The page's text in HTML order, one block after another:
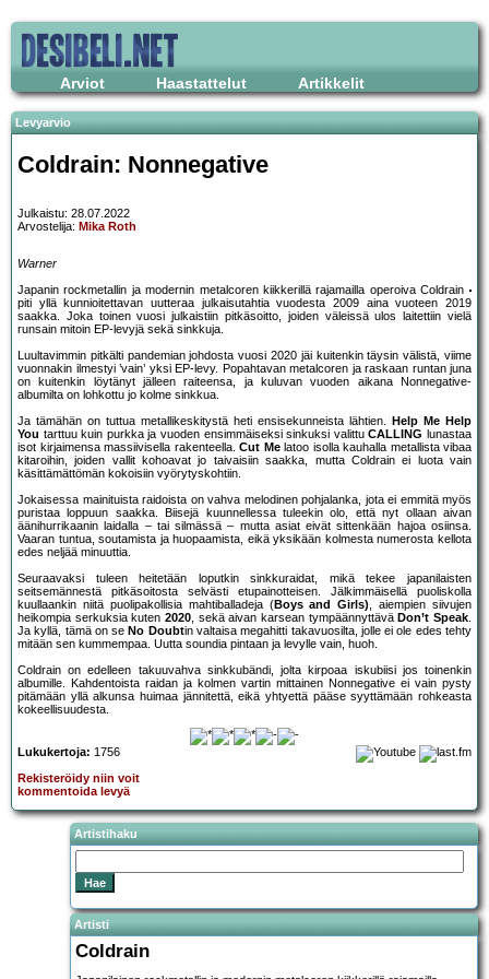
Arviot Haastattelut Artikkelit
Levyarvio
Coldrain: Nonnegative
Julkaistu: 28.07.2022
Arvostelija: Mika Roth
Warner
Japanin rockmetallin ja modernin metalcoren kiikkerillä rajamailla operoiva Coldrain
piti yllä kunnioitettavan uutteraa julkaisutahtia vuodesta 2009 aina vuoteen 2019
saakka. Joka toinen vuosi julkaistiin pitkäsoitto, joiden väleissä ulos laitettiin vielä
runsain mitoin EP-levyjä sekä sinkkuja.
Luultavimmin pitkälti pandemian johdosta vuosi 2020 jäi kuitenkin täysin välistä, viime
vuonnakin ilmestyi ’vain’ yksi EP-levy. Popahtavan metalcoren ja raskaan runtan juna
on kuitenkin löytänyt jälleen raiteensa, ja kuluvan vuoden aikana Nonnegative-
albumilta on lohkottu jo kolme sinkkua.
Ja tämähän on tuttua metallikeskitystä heti ensisekunneista lähtien.
Help Me Help
You tarttuu kuin purkka ja vuoden ensimmäiseksi sinkuksi valittuCALLING lunastaa
isot kirjaimensa massiivisella rakenteella. Cut Melatoo isolla kauhalla metallista vibaa
kitaroihin, joiden vallit kohoavat jo taivaisiin saakka, mutta Coldrain ei luota vain
käsittämättömän kokoisiin vyörytyskohtiin.
Jokaisessa mainituista raidoista on vahva melodinen pohjalanka, jota ei emmitä myös
puristaa loppuun saakka. Biisejä kuunnellessa tuleekin olo, että nyt ollaan aivan
äänihurrikaanin laidalla – tai silmässä – mutta asiat eivät sittenkään hajoa osiinsa.
Vaaran tuntua, soutamista ja huopaamista, eikä yksikään kolmesta numerosta kellota
edes neljää minuuttia.
Seuraavaksi tuleen heitetään loputkin sinkkuraidat, mikä tekee japanilaisten
seitsemännestä pitkäsoitosta selvästi etupainotteisen. Jälkimmäisellä puoliskolla
kuullaankin niitä puolipakollisia mahtiballadeja (Boys and Girls), aiempien siivujen
heikompia serkuksia kuten 2020, sekä aivan karsean tympäännyttävä Don’t Speak.
Ja kyllä, tämä on se No Doubtin valtaisa megahitti takavuosilta, jolle ei ole edes tehty
mitään sen kummempaa. Uutta soundia pintaan ja levylle vain, huoh.
Coldrain on edelleen takuuvahva sinkkubändi, jolta kirpoaa iskubiisi jos toinenkin
albumille. Kahdentoista raidan ja kolmen vartin mittainen Nonnegative ei vain pysty
pitämään yllä alkunsa huimaa jännitettä, eikä yhtyettä pääse syyttämään rohkeasta
kokeellisuudesta.
Lukukertoja: 1756
Rekisteröidy niin voit
kommentoida levyä
Artistihaku
Artisti
Coldrain